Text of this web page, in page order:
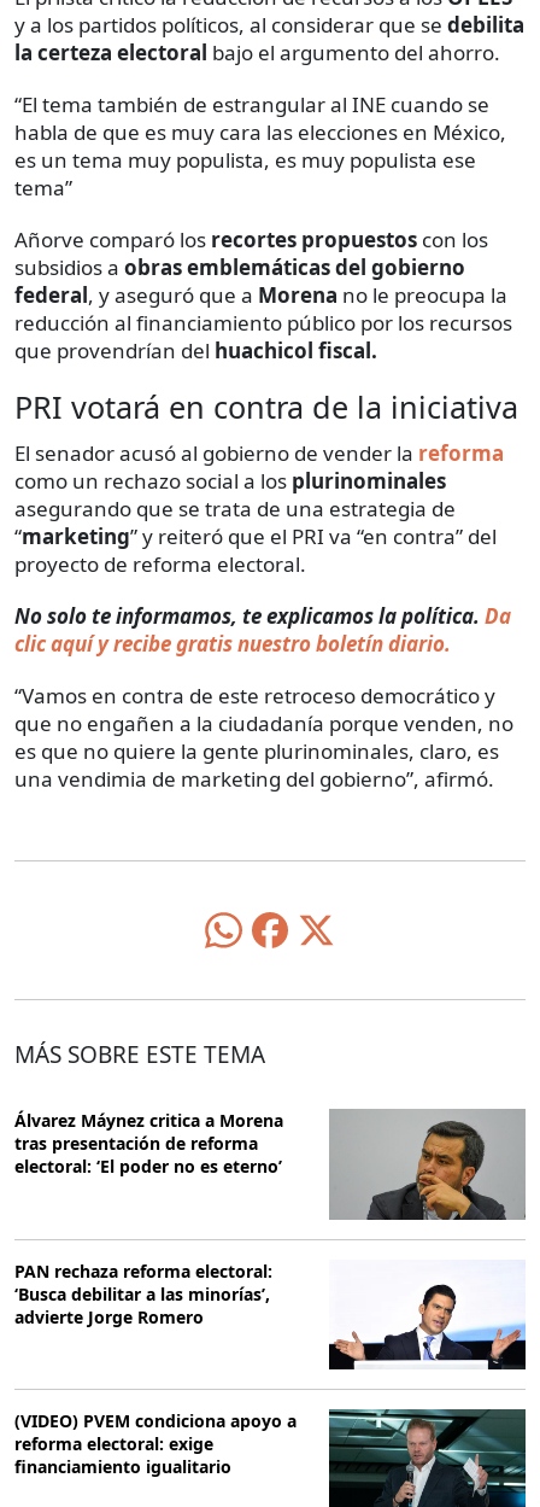
y a los partidos políticos, al considerar que se debilita
la certeza electoral bajo el argumento del ahorro.
“El tema también de estrangular al INE cuando se
habla de que es muy cara las elecciones en México,
es un tema muy populista, es muy populista ese
tema”
Añorve comparó los recortes propuestos con los
subsidios a obras emblemáticas del gobierno
federal, y aseguró que a Morena no le preocupa la
reducción al financiamiento público por los recursos
que provendrían del huachicol fiscal.
PRI votará en contra de la iniciativa
El senador acusó al gobierno de vender la reforma
como un rechazo social a los plurinominales
asegurando que se trata de una estrategia de
“marketing” y reiteró que el PRI va “en contra” del
proyecto de reforma electoral.
No solo te informamos, te explicamos la política. Da
clic aquí y recibe gratis nuestro boletín diario.
“Vamos en contra de este retroceso democrático y
que no engañen a la ciudadanía porque venden, no
es que no quiere la gente plurinominales, claro, es
una vendimia de marketing del gobierno”, afirmó.
MÁS SOBRE ESTE TEMA
Álvarez Máynez critica a Morena
tras presentación de reforma
electoral: ‘El poder no es eterno’
PAN rechaza reforma electoral:
‘Busca debilitar a las minorías’,
advierte Jorge Romero
(VIDEO) PVEM condiciona apoyo a
reforma electoral: exige
financiamiento igualitario